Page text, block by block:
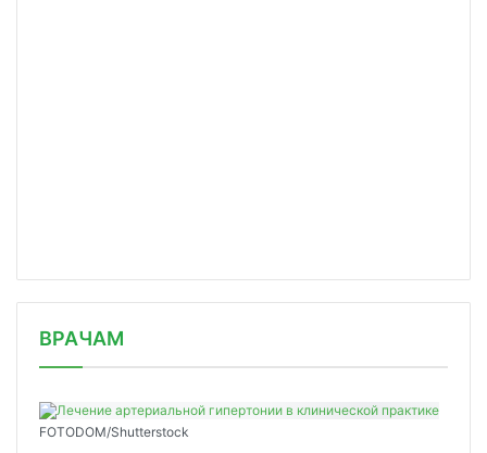
ВРАЧАМ
FOTODOM/Shutterstock